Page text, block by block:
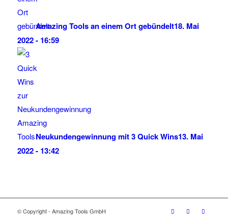
Amazing Tools an einem Ort gebündelt18. Mai
2022 - 16:59
Neukundengewinnung mit 3 Quick Wins13. Mai
2022 - 13:42
© Copyright - Amazing Tools GmbH